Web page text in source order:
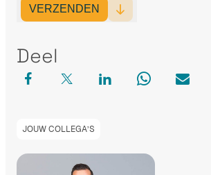
VERZENDEN
Deel
JOUW COLLEGA’S